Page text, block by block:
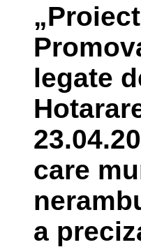
legate
care
a